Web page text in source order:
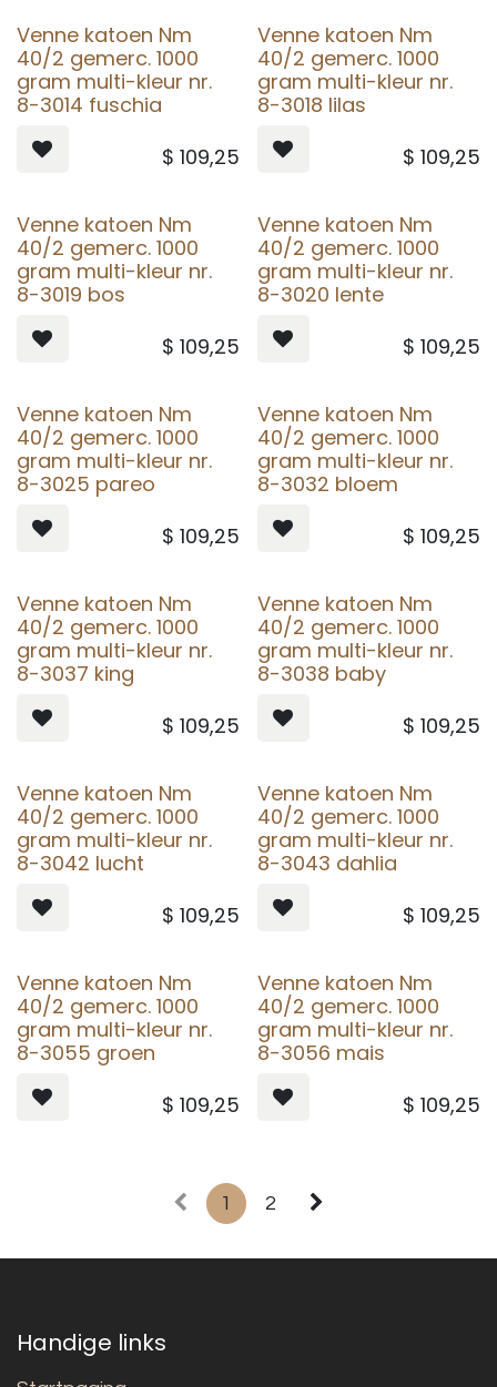
Venne katoen Nm
40/2 gemerc. 1000
gram multi-kleur nr.
8-3014 fuschia
$ 109,25
Venne katoen Nm
40/2 gemerc. 1000
gram multi-kleur nr.
8-3018 lilas
$ 109,25
Venne katoen Nm
40/2 gemerc. 1000
gram multi-kleur nr.
8-3019 bos
$ 109,25
Venne katoen Nm
40/2 gemerc. 1000
gram multi-kleur nr.
8-3020 lente
$ 109,25
Venne katoen Nm
40/2 gemerc. 1000
gram multi-kleur nr.
8-3025 pareo
$ 109,25
Venne katoen Nm
40/2 gemerc. 1000
gram multi-kleur nr.
8-3032 bloem
$ 109,25
Venne katoen Nm
40/2 gemerc. 1000
gram multi-kleur nr.
8-3037 king
$ 109,25
Venne katoen Nm
40/2 gemerc. 1000
gram multi-kleur nr.
8-3038 baby
$ 109,25
Venne katoen Nm
40/2 gemerc. 1000
gram multi-kleur nr.
8-3042 lucht
$ 109,25
Venne katoen Nm
40/2 gemerc. 1000
gram multi-kleur nr.
8-3043 dahlia
$ 109,25
Venne katoen Nm
40/2 gemerc. 1000
gram multi-kleur nr.
8-3055 groen
$ 109,25
Venne katoen Nm
40/2 gemerc. 1000
gram multi-kleur nr.
8-3056 mais
$ 109,25
1 2
Handige links